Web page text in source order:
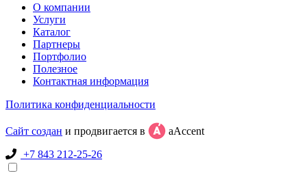
О компании
Услуги
Каталог
Партнеры
Портфолио
Полезное
Контактная информация
Политика конфиденциальности
Сайт создан и продвигается в
aAccent
+7 843 212-25-26